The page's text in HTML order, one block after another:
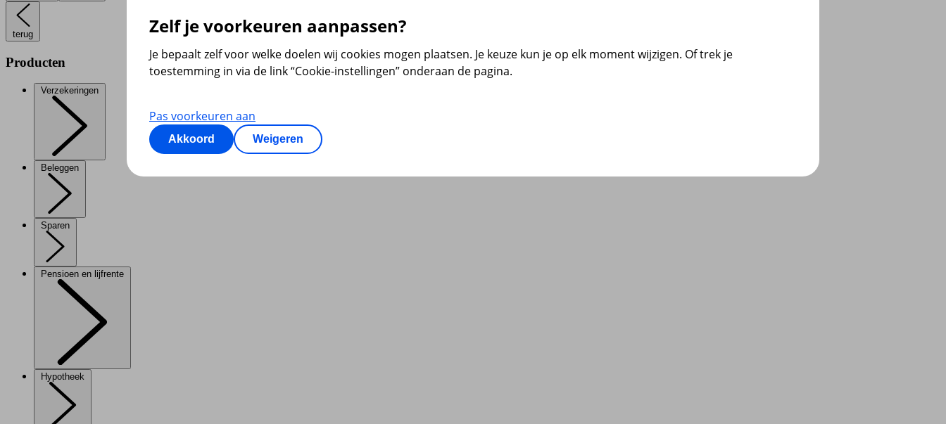
terug
Producten
Verzekeringen
Beleggen
Sparen
Pensioen en lijfrente
Hypotheek
Zelf je voorkeuren aanpassen?
Je bepaalt zelf voor welke doelen wij cookies mogen plaatsen. Je keuze kun je op elk moment wijzigen. Of trek je
toestemming in via de link “Cookie-instellingen” onderaan de pagina.
Pas voorkeuren aan
Akkoord Weigeren